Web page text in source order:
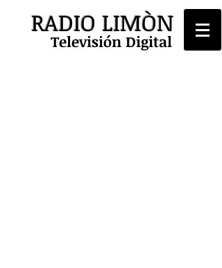
RADIO LIMÒN
Televisión Digital